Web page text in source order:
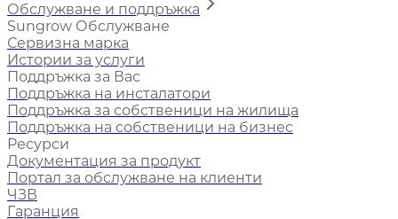
Обслужване и поддръжка
Sungrow Обслужване
Сервизна марка
Истории за услуги
Поддръжка за Вас
Поддръжка на инсталатори
Поддръжка за собственици на жилища
Поддръжка на собственици на бизнес
Ресурси
Документация за продукт
Портал за обслужване на клиенти
ЧЗВ
Гаранция